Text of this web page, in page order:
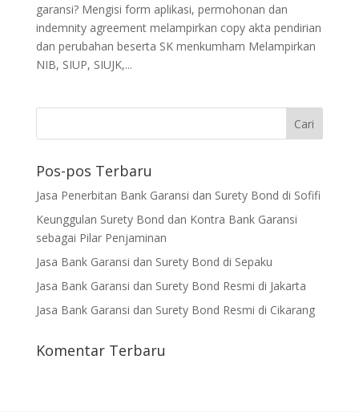
garansi? Mengisi form aplikasi, permohonan dan
indemnity agreement melampirkan copy akta pendirian
dan perubahan beserta SK menkumham Melampirkan
NIB, SIUP, SIUJK,...
Pos-pos Terbaru
Jasa Penerbitan Bank Garansi dan Surety Bond di Sofifi
Keunggulan Surety Bond dan Kontra Bank Garansi
sebagai Pilar Penjaminan
Jasa Bank Garansi dan Surety Bond di Sepaku
Jasa Bank Garansi dan Surety Bond Resmi di Jakarta
Jasa Bank Garansi dan Surety Bond Resmi di Cikarang
Komentar Terbaru